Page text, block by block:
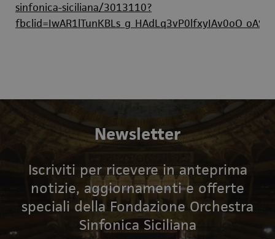
sinfonica-siciliana/3013110?
Newsletter
Iscriviti per ricevere in anteprima
notizie, aggiornamenti e offerte
speciali della Fondazione Orchestra
Sinfonica Siciliana